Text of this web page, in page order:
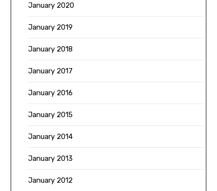
January 2020
January 2019
January 2018
January 2017
January 2016
January 2015
January 2014
January 2013
January 2012